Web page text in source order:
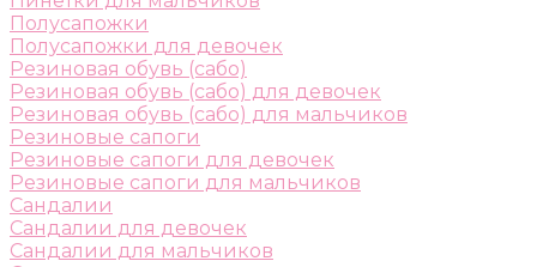
Полусапожки
Полусапожки для девочек
Резиновая обувь (сабо)
Резиновая обувь (сабо) для девочек
Резиновая обувь (сабо) для мальчиков
Резиновые сапоги
Резиновые сапоги для девочек
Резиновые сапоги для мальчиков
Сандалии
Сандалии для девочек
Сандалии для мальчиков